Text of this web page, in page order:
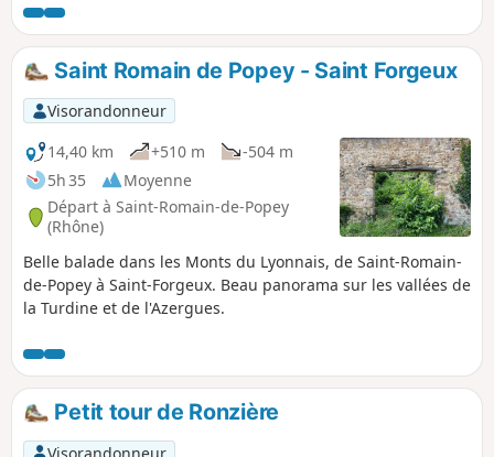
de Saint-Romain-de-Popey (D) ou par un car du Rhône 116
(en 2025), à la Chatonnière ou les Gouttes (2).
Saint Romain de Popey - Saint Forgeux
Visorandonneur
14,40 km
+510 m
-504 m
5h 35
Moyenne
Départ à Saint-Romain-de-Popey
(Rhône)
Belle balade dans les Monts du Lyonnais, de Saint-Romain-
de-Popey à Saint-Forgeux. Beau panorama sur les vallées de
la Turdine et de l'Azergues.
Petit tour de Ronzière
Visorandonneur